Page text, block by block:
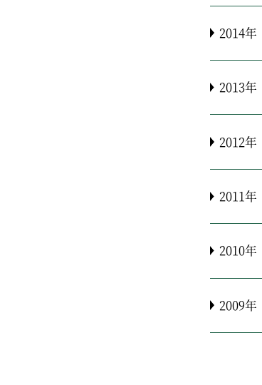
2014年
2013年
2012年
2011年
2010年
2009年